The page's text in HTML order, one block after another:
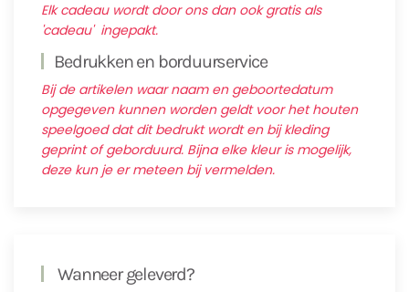
Elk cadeau wordt door ons dan ook gratis als
'cadeau' ingepakt.
Bedrukken en borduurservice
Bij de artikelen waar naam en geboortedatum
opgegeven kunnen worden geldt voor het houten
speelgoed dat dit bedrukt wordt en bij kleding
geprint of geborduurd. Bijna elke kleur is mogelijk,
deze kun je er meteen bij vermelden.
Wanneer geleverd?